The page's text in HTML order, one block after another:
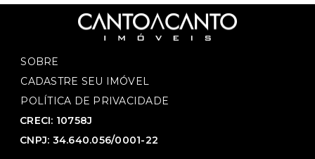
SOBRE
CADASTRE SEU IMÓVEL
POLÍTICA DE PRIVACIDADE
CRECI: 10758J
CNPJ: 34.640.056/0001-22